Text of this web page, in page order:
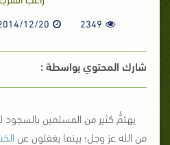
2349
12/20
شارك المحتوي بواسطة :
يهتمُّ كثير من المسلمين بالسجود
من الله عز وجل؛ بينما يغفلون عن